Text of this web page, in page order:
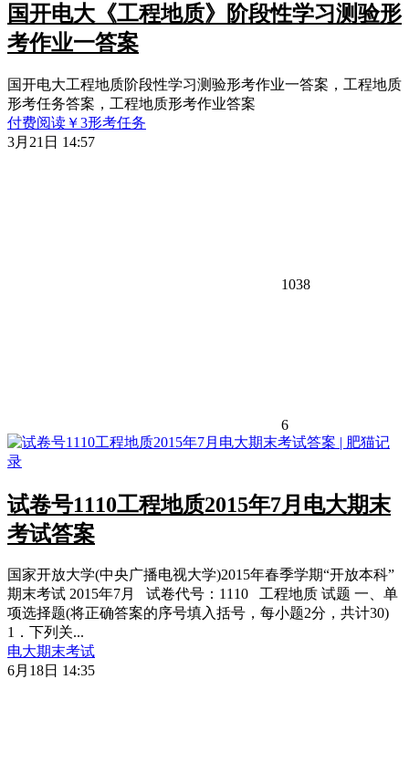
国开电大《工程地质》阶段性学习测验形
考作业一答案
国开电大工程地质阶段性学习测验形考作业一答案，工程地质
形考任务答案，工程地质形考作业答案
付费阅读 ￥3形考任务
3月21日 14:57
1038
6
试卷号1110工程地质2015年7月电大期末
考试答案
国家开放大学(中央广播电视大学)2015年春季学期“开放本科”
期末考试 2015年7月 试卷代号：1110 工程地质 试题 一、单
项选择题(将正确答案的序号填入括号，每小题2分，共计30)
1．下列关...
电大期末考试
6月18日 14:35